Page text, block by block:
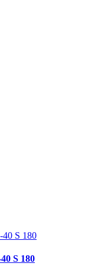
S 180